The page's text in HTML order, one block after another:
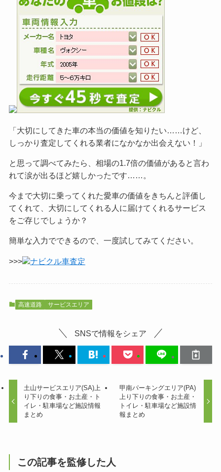
「大切にしてきた車の本当の価値を知りたい……けど、
しっかり査定してくれる業者になかなか出会えない！」
と思って調べてみたら、相場の1.7倍の価値があると言わ
れて涙が出るほど嬉しかったです……。
今まで大切に乗ってくれた愛車の価値をきちんと評価し
てくれて、大切にしてくれる人に届けてくれるサービス
をご存じでしょうか？
簡単な入力でできるので、一度試してみてください。
>>> ナビクル車査定
高速道路 サービスエリア
SNSで情報をシェア
土山サービスエリア(SA)上
り下りの食事・お土産・ト
イレ・駐車場など施設情報
まとめ
甲南パーキングエリア(PA)
上り下りの食事・お土産・
トイレ・駐車場など施設情
報まとめ
この記事を監修した人